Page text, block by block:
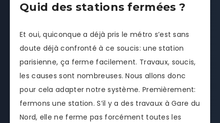
Quid des stations fermées ?
Et oui, quiconque a déjà pris le métro s’est sans
doute déjà confronté à ce soucis: une station
parisienne, ça ferme facilement. Travaux, soucis,
les causes sont nombreuses. Nous allons donc
pour cela adapter notre système. Premièrement:
fermons une station. S’il y a des travaux à Gare du
Nord, elle ne ferme pas forcément toutes les